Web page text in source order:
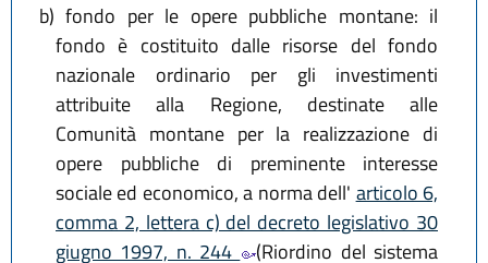
b) fondo per le opere pubbliche montane: il
fondo è costituito dalle risorse del fondo
nazionale ordinario per gli investimenti
attribuite alla Regione, destinate alle
Comunità montane per la realizzazione di
opere pubbliche di preminente interesse
sociale ed economico, a norma dell' articolo 6,
comma 2, lettera c) del decreto legislativo 30
giugno 1997, n. 244
(Riordino del sistema